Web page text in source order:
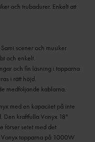
och trubadurer. Enkelt att
scener och musiker.
och enkelt.
och fin läsning i topparna
i rätt höjd.
medföljande kablarna.
med en kapacitet på inte
Den kraftfulla Vonyx 18"
förser setet med det
topparna på 1000W